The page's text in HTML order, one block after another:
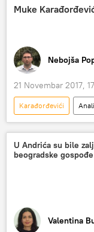
Aleksandar
Muke
Nebojša
21 Novembar 2017,
Karađorđevići
Komentari i Analitika
restitucija
U Andrića su bile
beogradske gospođe
Valentina